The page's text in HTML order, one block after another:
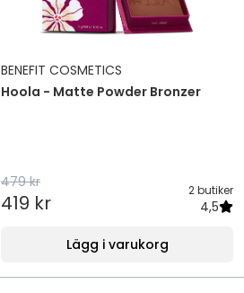
BENEFIT COSMETICS
Hoola - Matte Powder Bronzer
479 kr
419 kr
2 butiker
4,5
Lägg i varukorg